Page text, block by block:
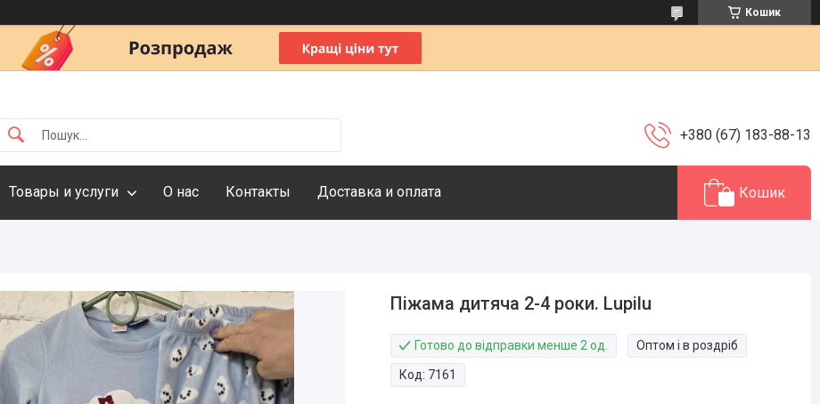
Кошик
+380 (67) 183-88-13
Товары и услуги О нас Контакты Доставка и оплата Кошик
Піжама дитяча 2-4 роки. Lupilu
Готово до відправки менше 2 од. Оптом і в роздріб
Код: 7161